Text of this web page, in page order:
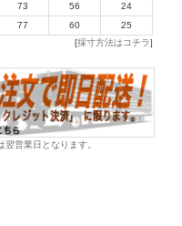
73 56
24
77 60
25
[採寸方法はコチラ]
営業日となります。